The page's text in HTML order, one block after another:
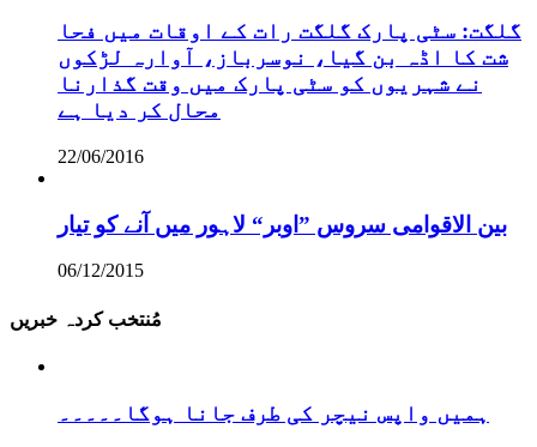
گلگت: سٹی پارک گلگت رات کے اوقات میں فحا
شت کا اڈہ بن گیا، نوسرباز، آوارہ لڑکوں
نے شہریوں کو سٹی پارک میں وقت گذارنا
محال کر دیا ہے
22/06/2016
بین الاقوامی سروس ”اوبر“ لاہور میں آنے کو تیار
06/12/2015
مُنتخب کردہ خبریں
ہمیں واپس نیچر کی طرف جانا ہوگا۔۔۔۔۔